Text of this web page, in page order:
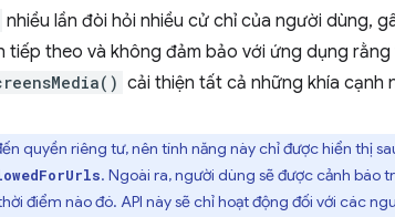
nhiều lần đòi hỏi nhiều cử chỉ của người dùng,
tiếp theo và không đảm bảo với ứng dụng
cải thiện tất cả những khía cạnh
quyền riêng tư, nên tính năng này chỉ được hiển thị
. Ngoài ra, người dùng sẽ được cảnh báo
điểm nào đó. API này sẽ chỉ hoạt động đối với các